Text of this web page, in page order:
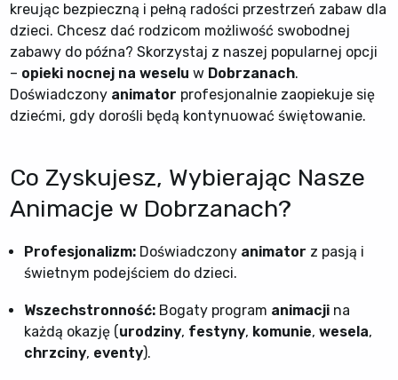
kreując bezpieczną i pełną radości przestrzeń zabaw dla
dzieci. Chcesz dać rodzicom możliwość swobodnej
zabawy do późna? Skorzystaj z naszej popularnej opcji
– opieki nocnej na weselu w Dobrzanach.
Doświadczony animator profesjonalnie zaopiekuje się
dziećmi, gdy dorośli będą kontynuować świętowanie.
Co Zyskujesz, Wybierając Nasze
Animacje w Dobrzanach?
Profesjonalizm: Doświadczony animator z pasją i
świetnym podejściem do dzieci.
Wszechstronność: Bogaty program animacji na
każdą okazję (urodziny, festyny, komunie,wesela,
chrzciny, eventy).